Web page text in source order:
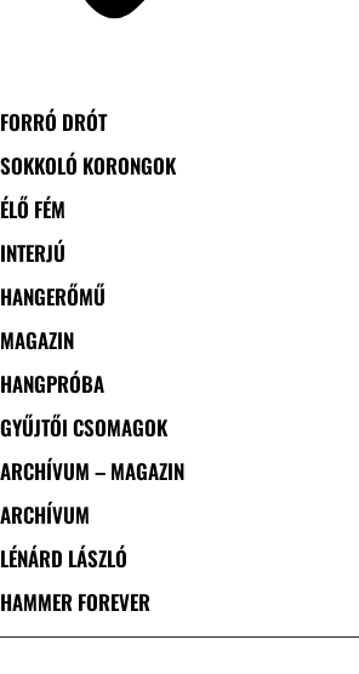
FORRÓ DRÓT
SOKKOLÓ KORONGOK
ÉLŐ FÉM
INTERJÚ
HANGERŐMŰ
MAGAZIN
HANGPRÓBA
GYŰJTŐI CSOMAGOK
ARCHÍVUM – MAGAZIN
ARCHÍVUM
LÉNÁRD LÁSZLÓ
HAMMER FOREVER